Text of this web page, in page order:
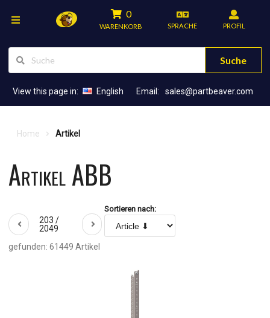
0
WARENKORB SPRACHE PROFIL
Suche
View this page in: English Email: sales@partbeaver.com
Home Artikel
Artikel ABB
203 /
2049
Sortieren nach:
gefunden: 61449 Artikel